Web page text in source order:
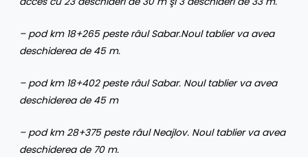
– pod km 18+265 peste râul Sabar.Noul tablier va avea
deschiderea de 45 m.
– pod km 18+402 peste râul Sabar. Noul tablier va avea
deschiderea de 45 m
– pod km 28+375 peste râul Neajlov. Noul tablier va avea
deschiderea de 70 m.